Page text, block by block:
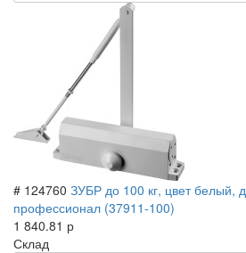
# 124760 ЗУБР до 100 кг, цвет белый,
профессионал (37911-100)
1 840.81 р
Склад